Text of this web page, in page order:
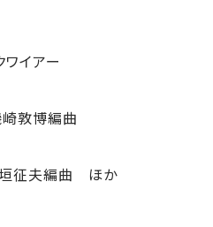
ワイアー
敦博編曲
征夫編曲 ほか